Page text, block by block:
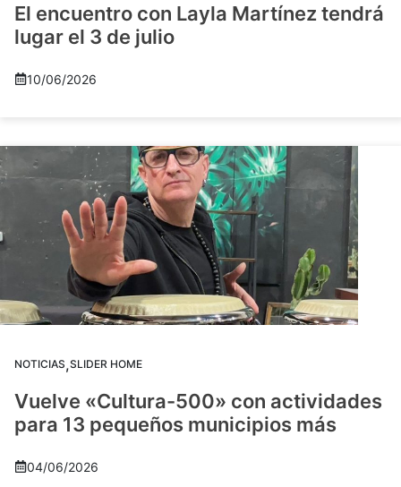
El encuentro con Layla Martínez tendrá
lugar el 3 de julio
10/06/2026
NOTICIAS,SLIDER HOME
Vuelve «Cultura-500» con actividades
para 13 pequeños municipios más
04/06/2026